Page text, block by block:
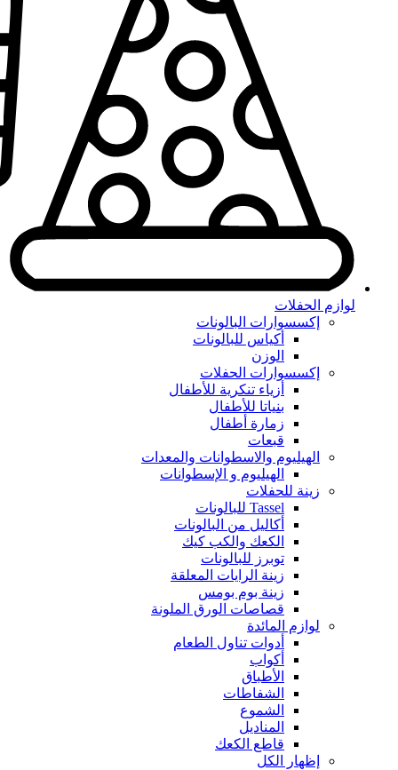
لوازم الحفلات
إكسسوارات البالونات
أكياس للبالونات
الوزن
إكسسوارات الحفلات
أزياء تنكرية للأطفال
بنياتا للأطفال
زمارة أطفال
قبعات
الهيليوم والاسطوانات والمعدات
الهيليوم و الإسطوانات
زينة للحفلات
Tassel للبالونات
أكاليل من البالونات
الكعك والكب كيك
توبرز للبالونات
زينة الرايات المعلقة
زينة بوم بومس
قصاصات الورق الملونة
لوازم المائدة
أدوات تناول الطعام
أكواب
الأطباق
الشفاطات
الشموع
المناديل
قاطع الكعك
إظهار الكل